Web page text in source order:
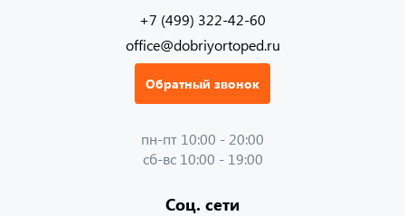
+7 (499) 322-42-60
office@dobriyortoped.ru
Обратный звонок
пн-пт 10:00 - 20:00
сб-вс 10:00 - 19:00
Соц. сети